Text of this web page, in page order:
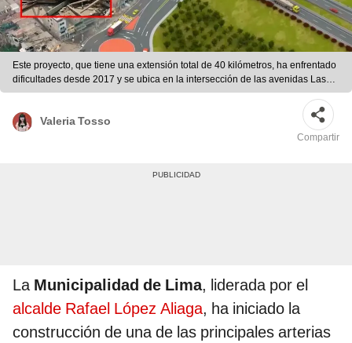
Este proyecto, que tiene una extensión total de 40 kilómetros, ha enfrentado
dificultades desde 2017 y se ubica en la intersección de las avenidas Las
Torres y Ramiro Prialé, buscando optimizar la movilidad en la zona. Foto:
Valeria Tosso
Compartir
La Municipalidad de Lima, liderada por el
alcalde Rafael López Aliaga, ha iniciado la
construcción de una de las principales arterias